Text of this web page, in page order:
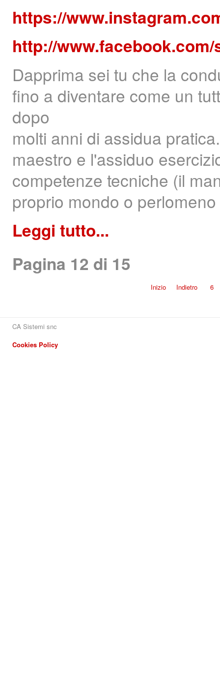
https://
http://
Dapprima sei tu che la
fino a diventare come un
dopo
molti anni di assidua
maestro e l'assiduo
competenze tecniche (il
proprio mondo o
Leggi tutto...
Pagina 12 di 15
Inizio Indietro 6
CA Sistemi snc
Cookies Policy